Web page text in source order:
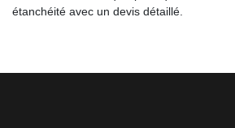
étanchéité avec un devis détaillé.